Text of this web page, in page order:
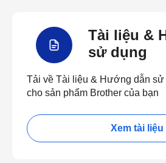
Tài liệu &
sử dụng
Tải về Tài liệu & Hướng dẫn
cho sản phẩm Brother của bạn
Xem tài liệu